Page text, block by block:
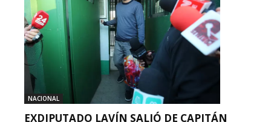
NACIONAL
EXDIPUTADO LAVÍN SALIÓ DE CAPITÁN